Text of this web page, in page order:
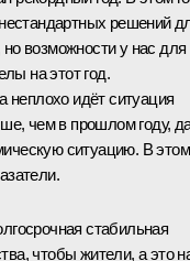
решений
возможности у нас для
на этот год.
неплохо идёт ситуация
чем в прошлом году,
ситуацию. В этом
стабильная
чтобы жители, а это